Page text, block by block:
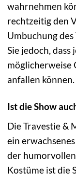
wahrnehmen
rechtzeitig den
Umbuchung
Sie jedoch,
möglicherweise
anfallen können.
Ist die Show
Die Travestie &
ein
der
Kostüme ist die